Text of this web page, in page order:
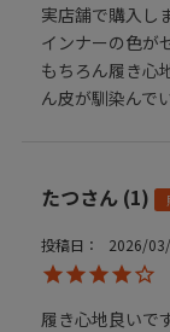
実店舗で購入し
インナーの色が
もちろん履き心
ん皮が馴染んで
たつ 1
投稿日 2026/
履き心地良いで